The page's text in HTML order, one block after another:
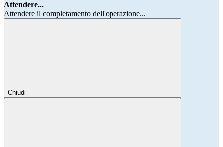
Attendere...
Attendere il completamento dell'operazione...
Chiudi